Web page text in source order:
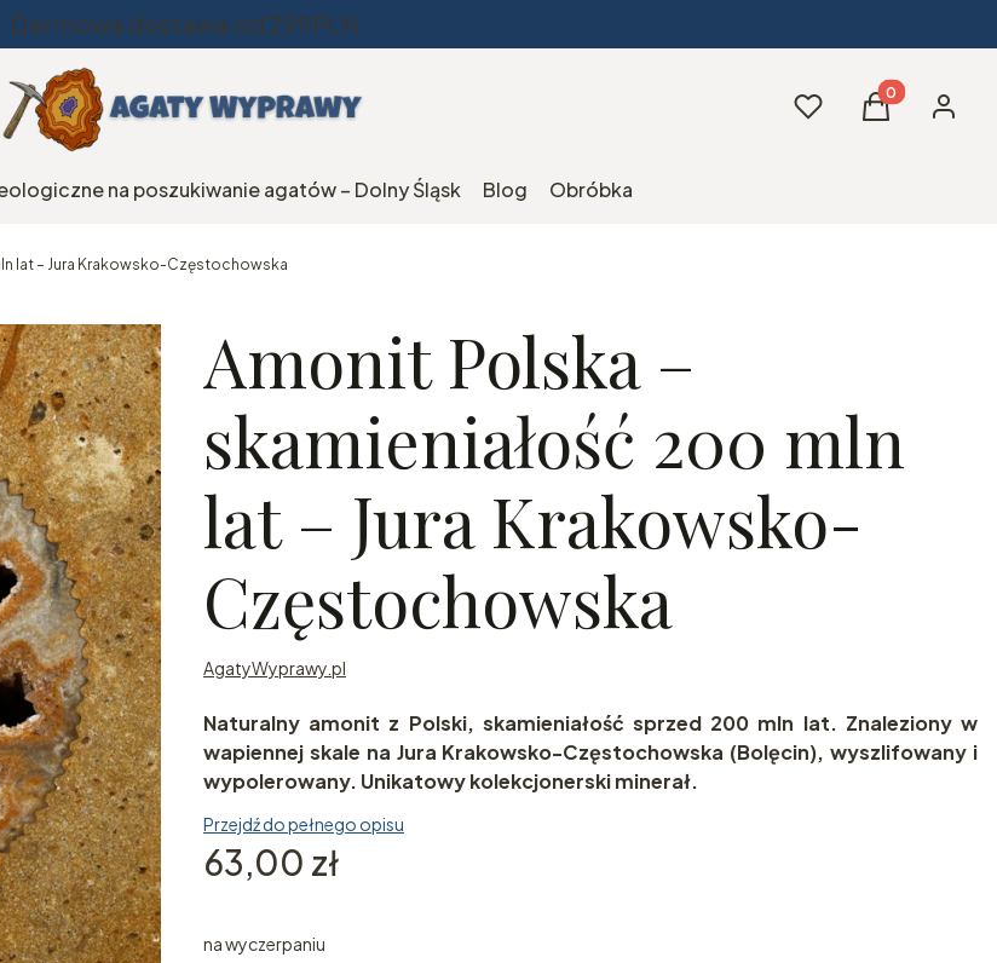
Darmowa dostawa od 299PLN
UlubioneProdukty w
Koszyk
na poszukiwanie agatów – Dolny Śląsk Blog Obróbka
lat – Jura Krakowsko-Częstochowska
Amonit Polska –
skamieniałość 200 mln
lat – Jura Krakowsko-
Częstochowska
AgatyWyprawy.pl
Naturalny amonit z Polski, skamieniałość sprzed 200 mln lat. Znaleziony w
wapiennej skale na Jura Krakowsko-Częstochowska (Bolęcin), wyszlifowany i
wypolerowany. Unikatowy kolekcjonerski minerał.
Przejdź do pełnego opisu
Cena
63,00 zł
na wyczerpaniu